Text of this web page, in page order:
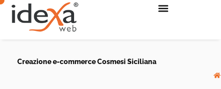
Creazione e-commerce Cosmesi Siciliana